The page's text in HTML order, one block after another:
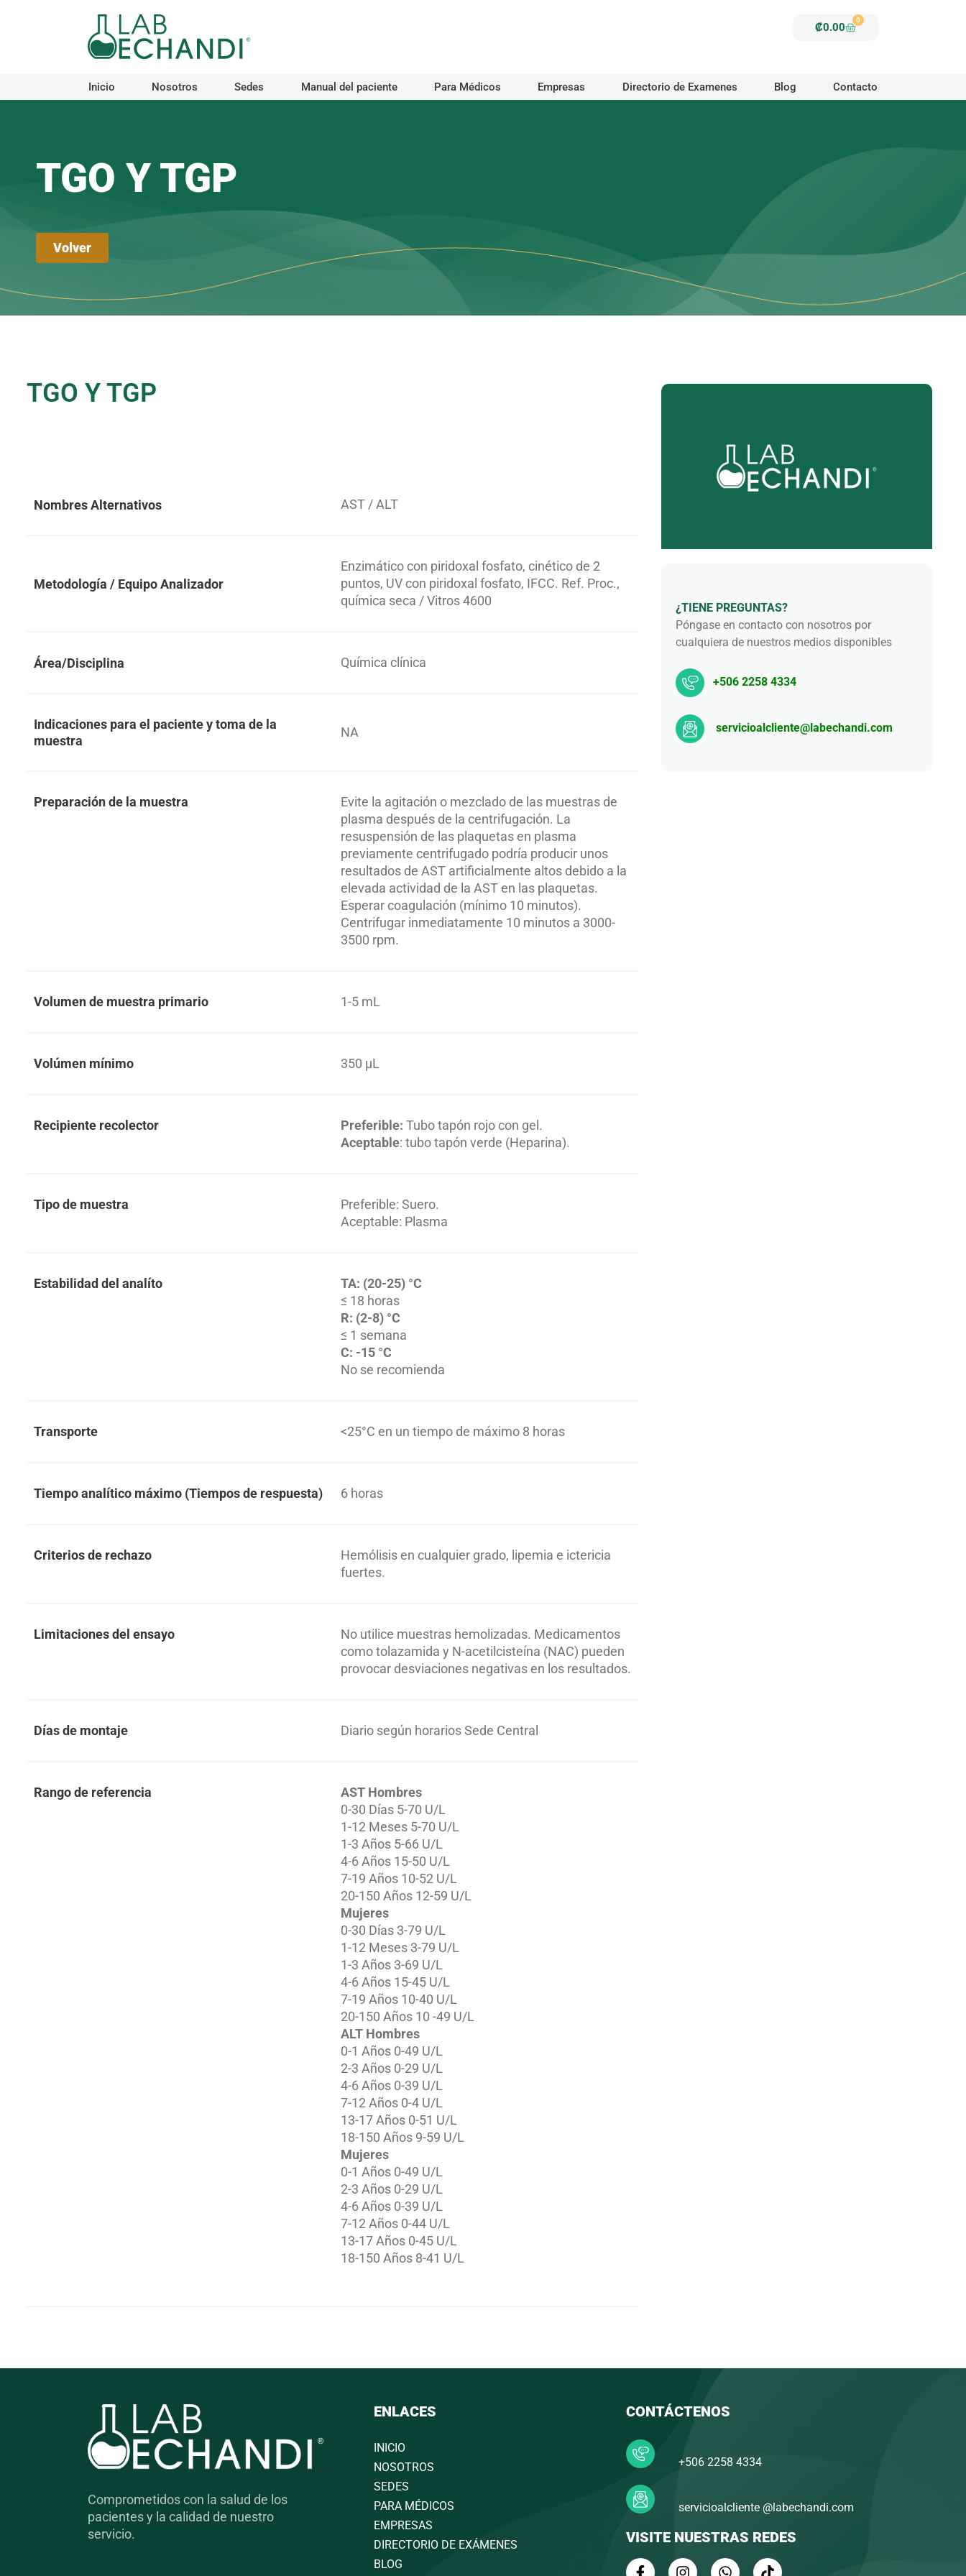
₡0.00
0
Carrito
Inicio Nosotros Sedes Manual del paciente Para Médicos Empresas Directorio de Examenes Blog Contacto
TGO Y TGP
Volver
TGO Y TGP
Nombres Alternativos AST / ALT
Metodología / Equipo Analizador
Enzimático con piridoxal fosfato, cinético de 2
puntos, UV con piridoxal fosfato, IFCC. Ref. Proc.,
química seca / Vitros 4600
Área/Disciplina Química clínica
Indicaciones para el paciente y toma de la
muestra
NA
Preparación de la muestra
Evite la agitación o mezclado de las muestras de
plasma después de la centrifugación. La
resuspensión de las plaquetas en plasma
previamente centrifugado podría producir unos
resultados de AST artificialmente altos debido a la
elevada actividad de la AST en las plaquetas.
Esperar coagulación (mínimo 10 minutos).
Centrifugar inmediatamente 10 minutos a 3000-
3500 rpm.
Volumen de muestra primario 1-5 mL
Volúmen mínimo 350 µL
Recipiente recolector Preferible: Tubo tapón rojo con gel.
Aceptable: tubo tapón verde (Heparina).
Tipo de muestra
Preferible: Suero.
Aceptable: Plasma
Estabilidad del analíto
TA: (20-25) °C
≤ 18 horas
R: (2-8) °C
≤ 1 semana
C: -15 °C
No se recomienda
Transporte <25°C en un tiempo de máximo 8 horas
Tiempo analítico máximo (Tiempos de respuesta) 6 horas
Criterios de rechazo
Hemólisis en cualquier grado, lipemia e ictericia
fuertes.
Limitaciones del ensayo
No utilice muestras hemolizadas. Medicamentos
como tolazamida y N-acetilcisteína (NAC) pueden
provocar desviaciones negativas en los resultados.
Días de montaje Diario según horarios Sede Central
Rango de referencia AST Hombres
0-30 Días 5-70 U/L
1-12 Meses 5-70 U/L
1-3 Años 5-66 U/L
4-6 Años 15-50 U/L
7-19 Años 10-52 U/L
20-150 Años 12-59 U/L
Mujeres
0-30 Días 3-79 U/L
1-12 Meses 3-79 U/L
1-3 Años 3-69 U/L
4-6 Años 15-45 U/L
7-19 Años 10-40 U/L
20-150 Años 10 -49 U/L
ALT Hombres
0-1 Años 0-49 U/L
2-3 Años 0-29 U/L
4-6 Años 0-39 U/L
7-12 Años 0-4 U/L
13-17 Años 0-51 U/L
18-150 Años 9-59 U/L
Mujeres
0-1 Años 0-49 U/L
2-3 Años 0-29 U/L
4-6 Años 0-39 U/L
7-12 Años 0-44 U/L
13-17 Años 0-45 U/L
18-150 Años 8-41 U/L
¿TIENE PREGUNTAS?
Póngase en contacto con nosotros por
cualquiera de nuestros medios disponibles
+506 2258 4334
servicioalcliente@labechandi.com
Comprometidos con la salud de los
pacientes y la calidad de nuestro
servicio.
ENLACES
INICIO
NOSOTROS
SEDES
PARA MÉDICOS
EMPRESAS
DIRECTORIO DE EXÁMENES
BLOG
CONTÁCTENOS
+506 2258 4334
servicioalcliente @labechandi.com
VISITE NUESTRAS REDES
F
I
W
T